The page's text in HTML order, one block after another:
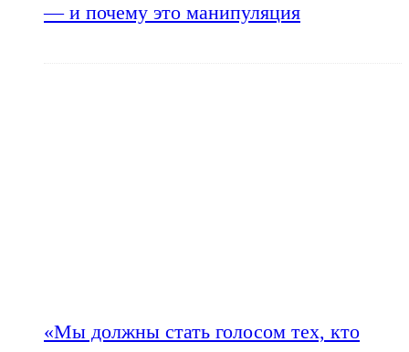
— и почему это манипуляция
«Мы должны стать голосом тех, кто